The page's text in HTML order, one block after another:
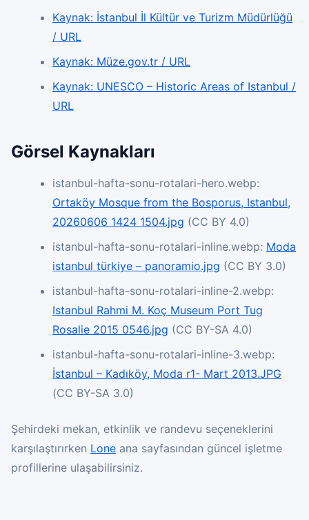
Kaynak: İstanbul İl Kültür ve Turizm Müdürlüğü
/ URL
Kaynak: Müze.gov.tr / URL
Kaynak: UNESCO – Historic Areas of Istanbul /
URL
Görsel Kaynakları
istanbul-hafta-sonu-rotalari-hero.webp:
Ortaköy Mosque from the Bosporus, Istanbul,
20260606 1424 1504.jpg (CC BY 4.0)
istanbul-hafta-sonu-rotalari-inline.webp: Moda
istanbul türkiye – panoramio.jpg (CC BY 3.0)
istanbul-hafta-sonu-rotalari-inline-2.webp:
Istanbul Rahmi M. Koç Museum Port Tug
Rosalie 2015 0546.jpg (CC BY-SA 4.0)
istanbul-hafta-sonu-rotalari-inline-3.webp:
İstanbul – Kadıköy, Moda r1- Mart 2013.JPG
(CC BY-SA 3.0)
Şehirdeki mekan, etkinlik ve randevu seçeneklerini
karşılaştırırken Lone ana sayfasından güncel işletme
profillerine ulaşabilirsiniz.